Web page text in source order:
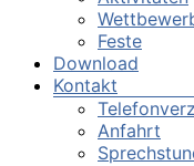
Feste
Download
Kontakt
Anfahrt